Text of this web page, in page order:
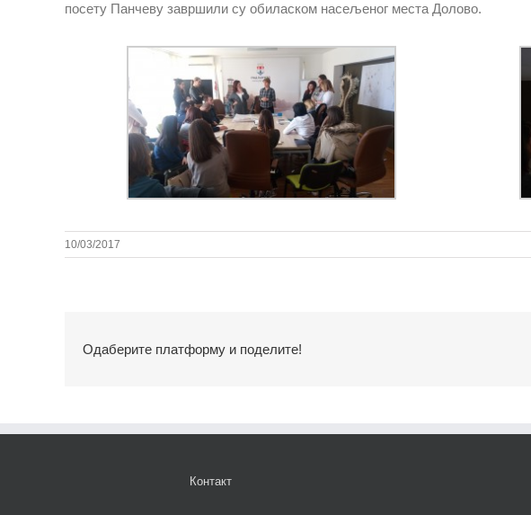
посету Панчеву завршили су обиласком насељеног места Долово.
10/03/2017
Одаберите платформу и поделите!
Контакт